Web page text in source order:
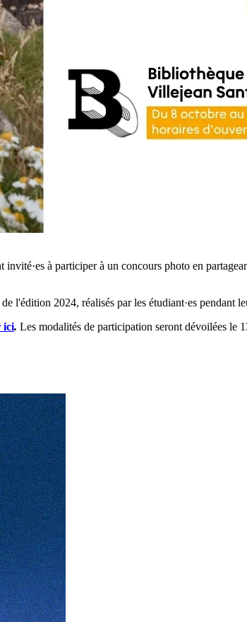
à participer à un concours photo en
l'édition 2024, réalisés par les étudiant·es pendant
ici. Les modalités de participation seront dévoilées le